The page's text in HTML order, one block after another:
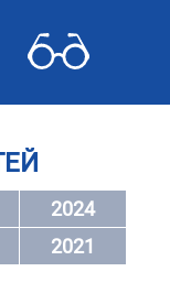
2024
2021